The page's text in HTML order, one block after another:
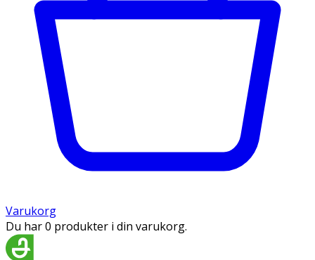
Varukorg
Du har 0 produkter i din varukorg.